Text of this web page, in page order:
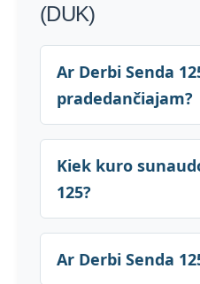
(DUK)
Ar Derbi Senda
pradedančiajam?
Kiek kuro
125?
Ar Derbi Senda